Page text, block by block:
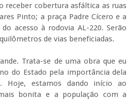
receber cobertura asfáltica as ruas
Pinto; a praça Padre Cícero e a
acesso à rodovia AL-220. Serão
de vias beneficiadas.
Trata-se de uma obra que eu
do Estado pela importância dela
Hoje, estamos dando início ao
bonita e a população com a